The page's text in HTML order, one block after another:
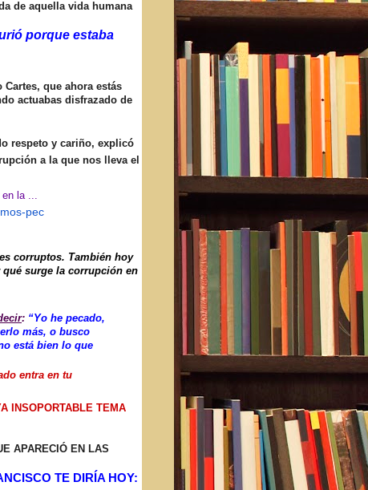
de aquella vida humana
porque estaba
que ahora estás
actuabas disfrazado de
respeto y cariño, explicó
a la que nos lleva el
la ...
pec
corruptos. También hoy
surge la corrupción en
: “Yo he pecado,
más, o busco
está bien lo que
entra en tu
INSOPORTABLE TEMA
APARECIÓ EN LAS
TE DIRÍA HOY: